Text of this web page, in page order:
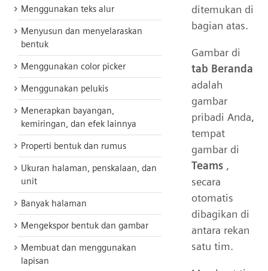
Menggunakan teks alur
Menyusun dan menyelaraskan
bentuk
Menggunakan color picker
Menggunakan pelukis
Menerapkan bayangan,
kemiringan, dan efek lainnya
Properti bentuk dan rumus
Ukuran halaman, penskalaan, dan
unit
Banyak halaman
Mengekspor bentuk dan gambar
Membuat dan menggunakan
lapisan
ditemukan di
bagian atas.
Gambar di
tab Beranda
adalah
gambar
pribadi Anda,
tempat
gambar di
Teams ,
secara
otomatis
dibagikan di
antara rekan
satu tim.